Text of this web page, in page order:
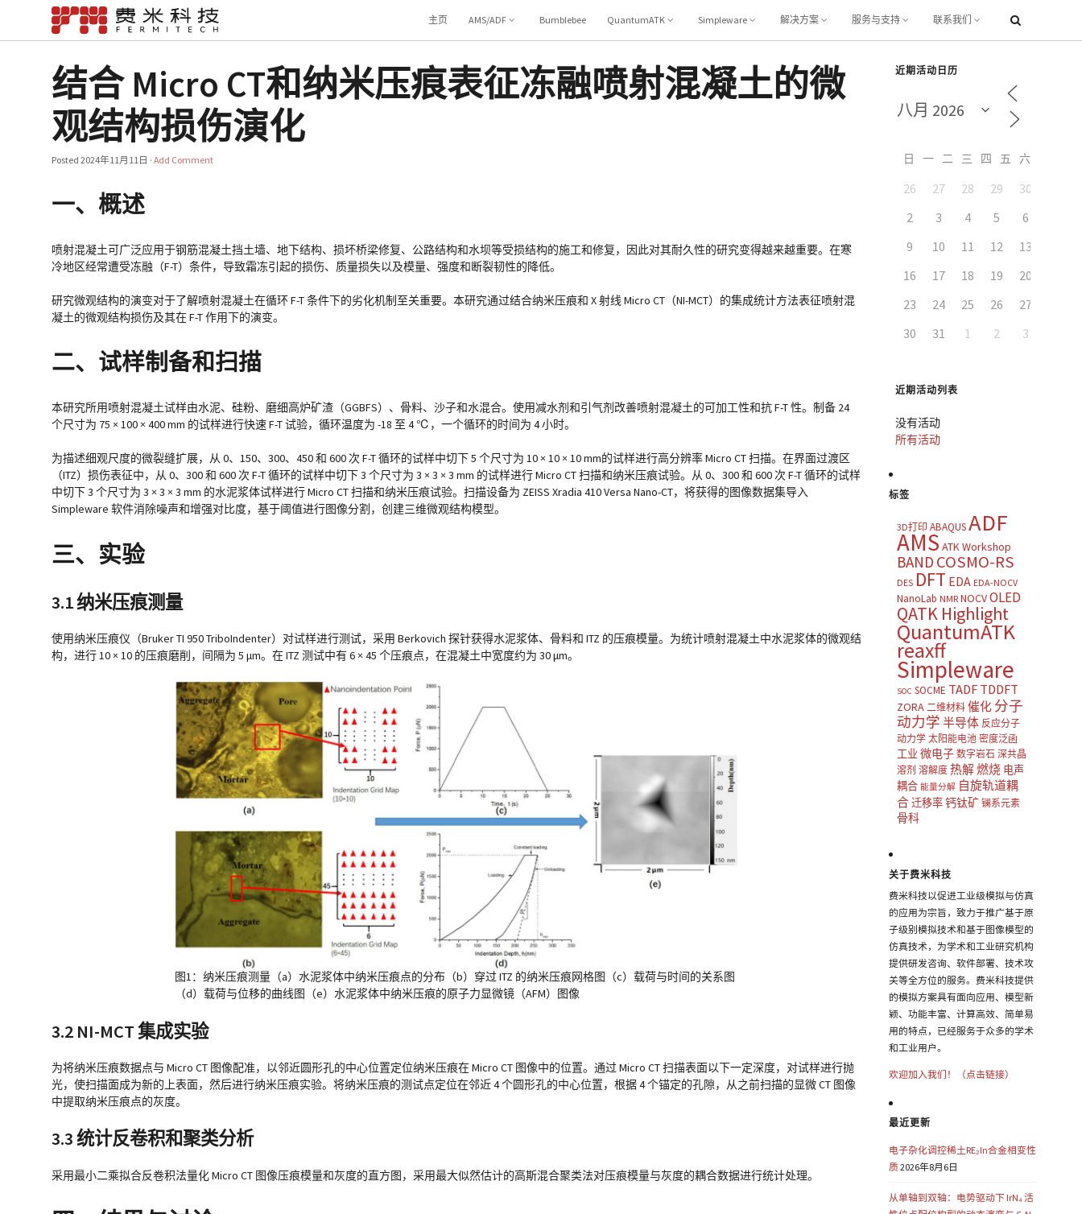
主页 AMS/ADF Bumblebee QuantumATK Simpleware 解决方案 服务与支持 联系我们
结合 Micro CT和纳米压痕表征冻融喷射混凝土的微
观结构损伤演化
Posted2024年11月11日 ·Add Comment
一、概述
喷射混凝土可广泛应用于钢筋混凝土挡土墙、地下结构、损坏桥梁修复、公路结构和水坝等受损结构的施工和修复，因此对其耐久性的研究变得越来越重要。在寒
冷地区经常遭受冻融（F-T）条件，导致霜冻引起的损伤、质量损失以及模量、强度和断裂韧性的降低。
研究微观结构的演变对于了解喷射混凝土在循环 F-T 条件下的劣化机制至关重要。本研究通过结合纳米压痕和 X 射线 Micro CT（NI-MCT）的集成统计方法表征喷射混
凝土的微观结构损伤及其在 F-T 作用下的演变。
二、试样制备和扫描
本研究所用喷射混凝土试样由水泥、硅粉、磨细高炉矿渣（GGBFS）、骨料、沙子和水混合。使用减水剂和引气剂改善喷射混凝土的可加工性和抗 F-T 性。制备 24
个尺寸为 75 × 100 × 400 mm 的试样进行快速 F-T 试验，循环温度为 -18 至 4 ℃，一个循环的时间为 4 小时。
为描述细观尺度的微裂缝扩展，从 0、150、300、450 和 600 次 F-T 循环的试样中切下 5 个尺寸为 10 × 10 × 10 mm的试样进行高分辨率 Micro CT 扫描。在界面过渡区
（ITZ）损伤表征中，从 0、300 和 600 次 F-T 循环的试样中切下 3 个尺寸为 3 × 3 × 3 mm 的试样进行 Micro CT 扫描和纳米压痕试验。从 0、300 和 600 次 F-T 循环的试样
中切下 3 个尺寸为 3 × 3 × 3 mm 的水泥浆体试样进行 Micro CT 扫描和纳米压痕试验。扫描设备为 ZEISS Xradia 410 Versa Nano-CT，将获得的图像数据集导入
Simpleware 软件消除噪声和增强对比度，基于阈值进行图像分割，创建三维微观结构模型。
三、实验
3.1 纳米压痕测量
使用纳米压痕仪（Bruker TI 950 TriboIndenter）对试样进行测试，采用 Berkovich 探针获得水泥浆体、骨料和 ITZ 的压痕模量。为统计喷射混凝土中水泥浆体的微观结
构，进行 10 × 10 的压痕磨削，间隔为 5 μm。在 ITZ 测试中有 6 × 45 个压痕点，在混凝土中宽度约为 30 μm。
图1：纳米压痕测量（a）水泥浆体中纳米压痕点的分布（b）穿过 ITZ 的纳米压痕网格图（c）载荷与时间的关系图
（d）载荷与位移的曲线图（e）水泥浆体中纳米压痕的原子力显微镜（AFM）图像
3.2 NI-MCT 集成实验
为将纳米压痕数据点与 Micro CT 图像配准，以邻近圆形孔的中心位置定位纳米压痕在 Micro CT 图像中的位置。通过 Micro CT 扫描表面以下一定深度，对试样进行抛
光，使扫描面成为新的上表面，然后进行纳米压痕实验。将纳米压痕的测试点定位在邻近 4 个圆形孔的中心位置，根据 4 个锚定的孔隙，从之前扫描的显微 CT 图像
中提取纳米压痕点的灰度。
3.3 统计反卷积和聚类分析
采用最小二乘拟合反卷积法量化 Micro CT 图像压痕模量和灰度的直方图，采用最大似然估计的高斯混合聚类法对压痕模量与灰度的耦合数据进行统计处理。
近期活动日历
日 一 二 三 四 五
26 27 28 29 30
2
3 4 5 6
9
10 11 12 13
16
17 18 19 20
23
24 25 26 27
30
31 1 2 3
近期活动列表
没有活动
所有活动
标签
3D打印 ABAQUSADF
AMS ATK Workshop
BAND COSMO-RS
DES DFT EDA EDA-NOCV
NanoLab NMR NOCVOLED
QATK Highlight
QuantumATK
reaxff
Simpleware
SOC SOCME TADF TDDFT
ZORA 二维材料 催化 分子
动力学 半导体 反应分子
动力学 太阳能电池 密度泛函
工业 微电子 数字岩石 深共晶
溶剂 溶解度 热解燃烧 电声
耦合 能量分解 自旋轨道耦
合迁移率钙钛矿 镧系元素
骨科
关于费米科技
费米科技以促进工业级模拟与仿真
的应用为宗旨，致力于推广基于原
子级别模拟技术和基于图像模型的
仿真技术，为学术和工业研究机构
提供研发咨询、软件部署、技术攻
关等全方位的服务。费米科技提供
的模拟方案具有面向应用、模型新
颖、功能丰富、计算高效、简单易
用的特点，已经服务于众多的学术
和工业用户。
欢迎加入我们！（点击链接）
最近更新
电子杂化调控稀土RE₂In合金相变性
质2026年8月6日
从单轴到双轴：电势驱动下 IrN₄ 活